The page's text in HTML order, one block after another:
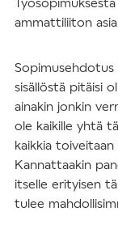
ammattiliiton
Sopimusehdotus
sisällöstä pitäisi
ainakin jonkin
ole kaikille yhtä
kaikkia
Kannattaakin
itselle erityisen
tulee